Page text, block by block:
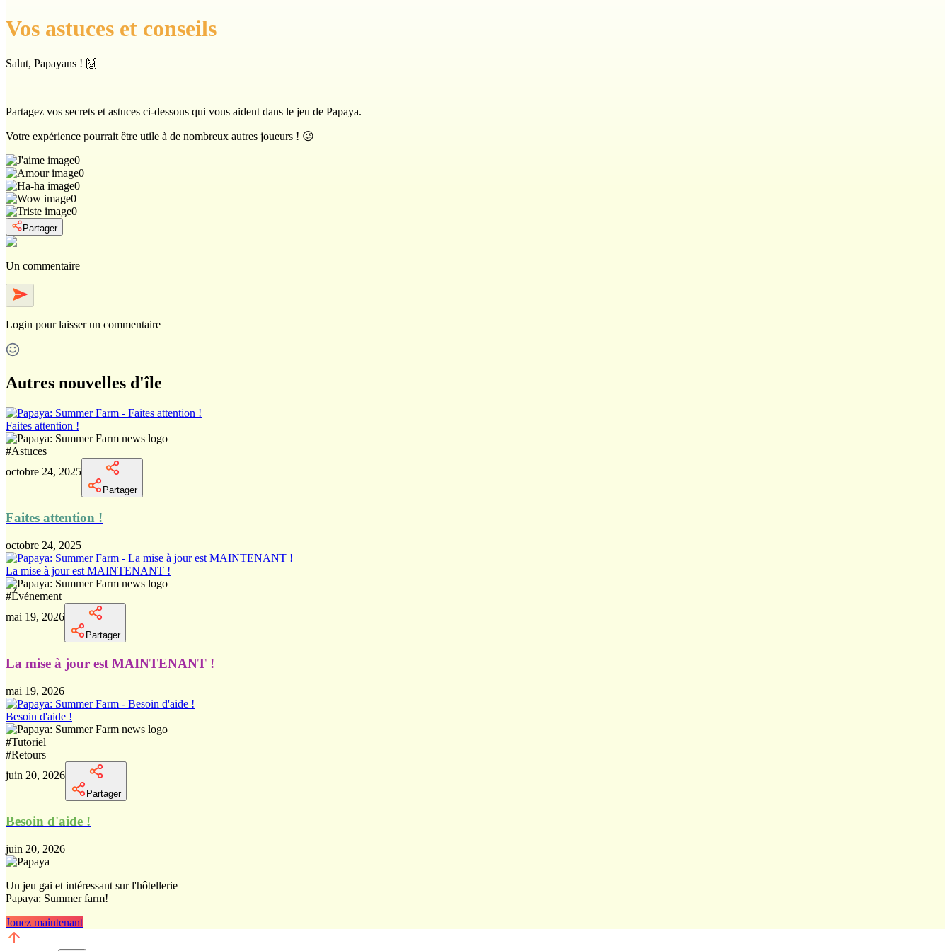
Vos astuces et conseils
Salut, Papayans ! 🙌
Partagez vos secrets et astuces ci-dessous qui vous aident dans le jeu de Papaya.
Votre expérience pourrait être utile à de nombreux autres joueurs ! 😜
0
0
0
0
0
Partager
Un commentaire
Login pour laisser un commentaire
Autres nouvelles d'île
Faites attention !
#Astuces
octobre 24, 2025
Partager
Faites attention !
octobre 24, 2025
La mise à jour est MAINTENANT !
#Événement
mai 19, 2026
Partager
La mise à jour est MAINTENANT !
mai 19, 2026
Besoin d'aide !
#Tutoriel
#Retours
juin 20, 2026
Partager
Besoin d'aide !
juin 20, 2026
Un jeu gai et intéressant sur l'hôtellerie
Papaya: Summer farm!
Jouez maintenant